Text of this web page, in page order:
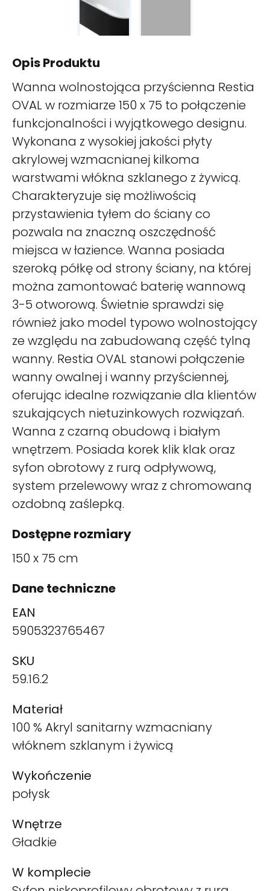
Opis Produktu
Wanna wolnostojąca przyścienna Restia
OVAL w rozmiarze 150 x 75 to połączenie
funkcjonalności i wyjątkowego designu.
Wykonana z wysokiej jakości płyty
akrylowej wzmacnianej kilkoma
warstwami włókna szklanego z żywicą.
Charakteryzuje się możliwością
przystawienia tyłem do ściany co
pozwala na znaczną oszczędność
miejsca w łazience. Wanna posiada
szeroką półkę od strony ściany, na której
można zamontować baterię wannową
3-5 otworową. Świetnie sprawdzi się
również jako model typowo wolnostojący
ze względu na zabudowaną część tylną
wanny. Restia OVAL stanowi połączenie
wanny owalnej i wanny przyściennej,
oferując idealne rozwiązanie dla klientów
szukających nietuzinkowych rozwiązań.
Wanna z czarną obudową i białym
wnętrzem. Posiada korek klik klak oraz
syfon obrotowy z rurą odpływową,
system przelewowy wraz z chromowaną
ozdobną zaślepką.
Dostępne rozmiary
150 x 75 cm
Dane techniczne
EAN
5905323765467
SKU
59.16.2
Materiał
100 % Akryl sanitarny wzmacniany
włóknem szklanym i żywicą
Wykończenie
połysk
Wnętrze
Gładkie
W komplecie